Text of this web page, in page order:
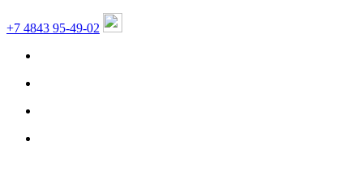
+7 4843 95-49-02